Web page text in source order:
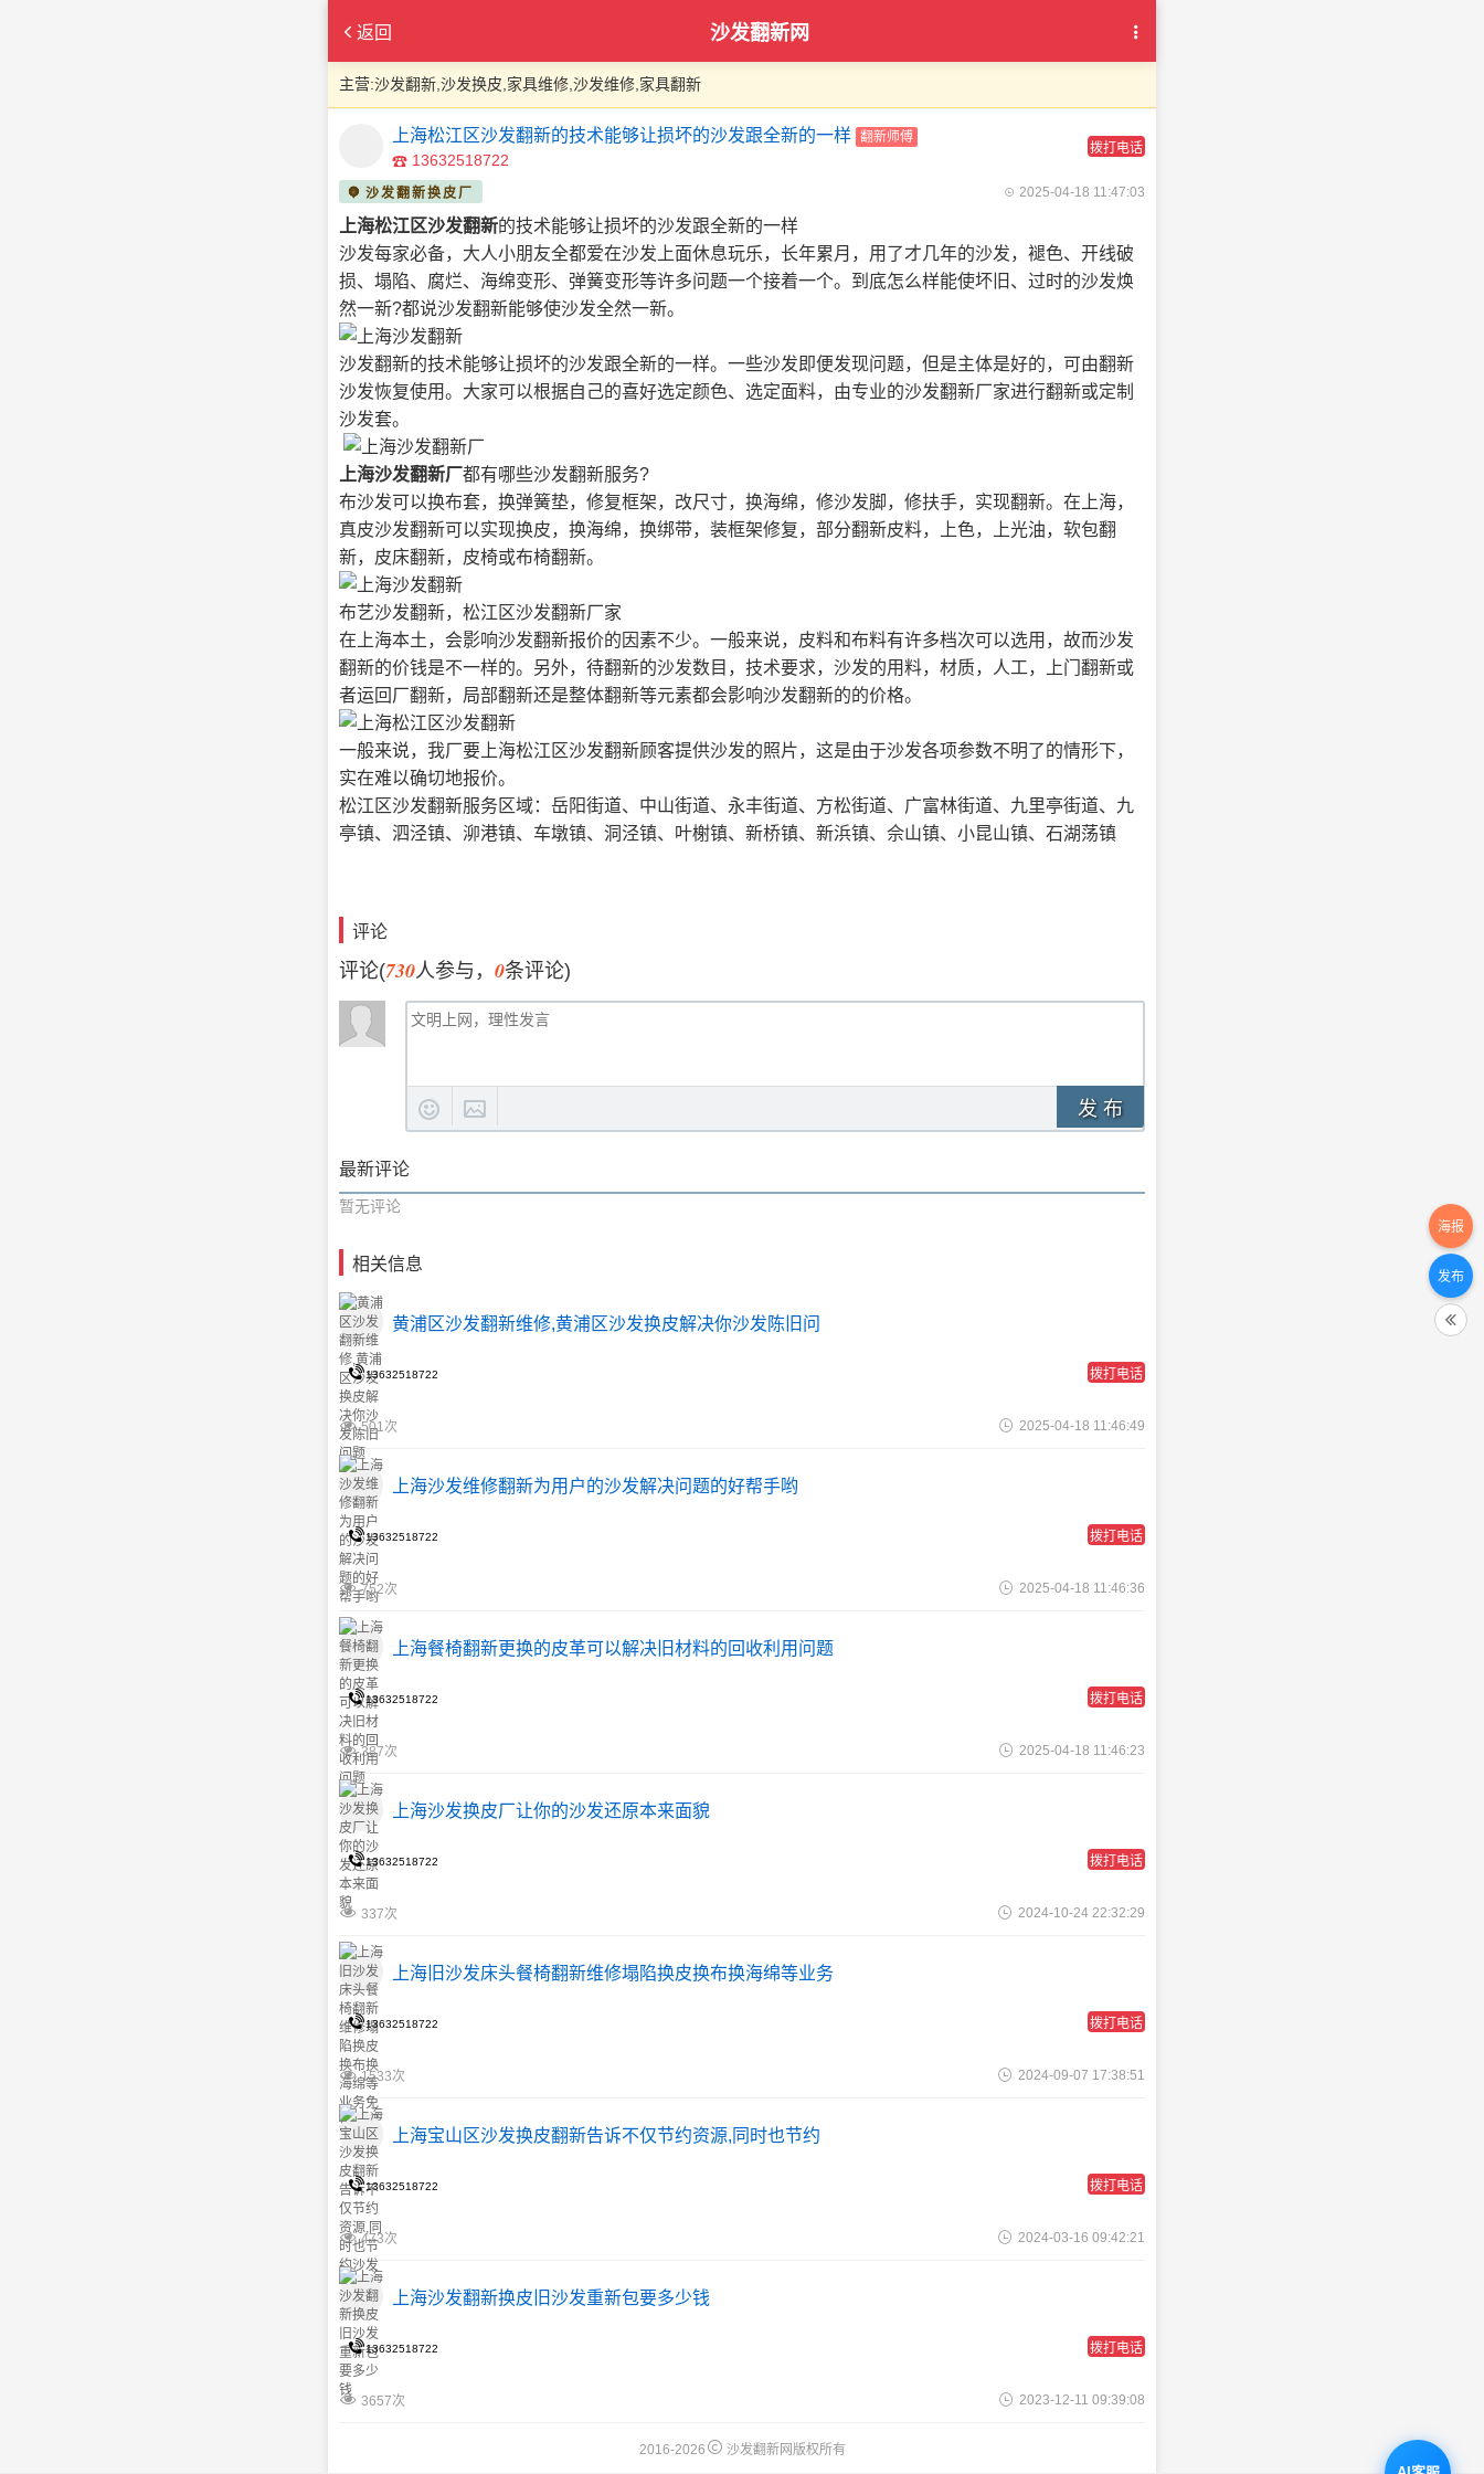
返回 沙发翻新网
主营:沙发翻新,沙发换皮,家具维修,沙发维修,家具翻新
上海松江区沙发翻新的技术能够让损坏的沙发跟全新的一样 翻新师傅
13632518722
拨打电话
沙发翻新换皮厂 2025-04-18 11:47:03
上海松江区沙发翻新的技术能够让损坏的沙发跟全新的一样
沙发每家必备，大人小朋友全都爱在沙发上面休息玩乐，长年累月，用了才几年的沙发，褪色、开线破
损、塌陷、腐烂、海绵变形、弹簧变形等许多问题一个接着一个。到底怎么样能使坏旧、过时的沙发焕
然一新?都说沙发翻新能够使沙发全然一新。
沙发翻新的技术能够让损坏的沙发跟全新的一样。一些沙发即便发现问题，但是主体是好的，可由翻新
沙发恢复使用。大家可以根据自己的喜好选定颜色、选定面料，由专业的沙发翻新厂家进行翻新或定制
沙发套。
上海沙发翻新厂都有哪些沙发翻新服务?
布沙发可以换布套，换弹簧垫，修复框架，改尺寸，换海绵，修沙发脚，修扶手，实现翻新。在上海，
真皮沙发翻新可以实现换皮，换海绵，换绑带，装框架修复，部分翻新皮料，上色，上光油，软包翻
新，皮床翻新，皮椅或布椅翻新。
布艺沙发翻新，松江区沙发翻新厂家
在上海本土，会影响沙发翻新报价的因素不少。一般来说，皮料和布料有许多档次可以选用，故而沙发
翻新的价钱是不一样的。另外，待翻新的沙发数目，技术要求，沙发的用料，材质，人工，上门翻新或
者运回厂翻新，局部翻新还是整体翻新等元素都会影响沙发翻新的的价格。
一般来说，我厂要上海松江区沙发翻新顾客提供沙发的照片，这是由于沙发各项参数不明了的情形下，
实在难以确切地报价。
松江区沙发翻新服务区域：岳阳街道、中山街道、永丰街道、方松街道、广富林街道、九里亭街道、九
亭镇、泗泾镇、泖港镇、车墩镇、洞泾镇、叶榭镇、新桥镇、新浜镇、佘山镇、小昆山镇、石湖荡镇
海报
发布
评论
评论(730人参与， 0条评论)
发 布
最新评论
暂无评论
相关信息
黄浦区沙发翻新维修,黄浦区沙发换皮解决你沙发陈旧问
13632518722 拨打电话
501次 2025-04-18 11:46:49
上海沙发维修翻新为用户的沙发解决问题的好帮手哟
13632518722 拨打电话
752次 2025-04-18 11:46:36
上海餐椅翻新更换的皮革可以解决旧材料的回收利用问题
13632518722 拨打电话
387次 2025-04-18 11:46:23
上海沙发换皮厂让你的沙发还原本来面貌
13632518722 拨打电话
337次 2024-10-24 22:32:29
上海旧沙发床头餐椅翻新维修塌陷换皮换布换海绵等业务
13632518722 拨打电话
1533次 2024-09-07 17:38:51
上海宝山区沙发换皮翻新告诉不仅节约资源,同时也节约
13632518722 拨打电话
473次 2024-03-16 09:42:21
上海沙发翻新换皮旧沙发重新包要多少钱
13632518722 拨打电话
3657次 2023-12-11 09:39:08
2016-2026 沙发翻新网版权所有